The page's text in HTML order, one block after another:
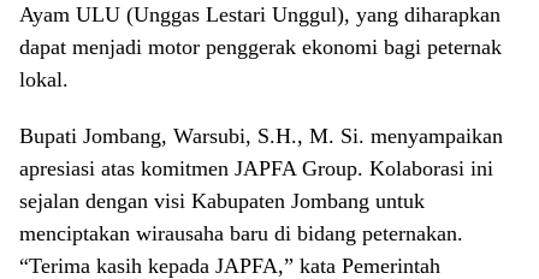
Ayam ULU (Unggas Lestari Unggul), yang diharapkan
dapat menjadi motor penggerak ekonomi bagi peternak
lokal.
Bupati Jombang, Warsubi, S.H., M. Si. menyampaikan
apresiasi atas komitmen JAPFA Group. Kolaborasi ini
sejalan dengan visi Kabupaten Jombang untuk
menciptakan wirausaha baru di bidang peternakan.
“Terima kasih kepada JAPFA,” kata Pemerintah